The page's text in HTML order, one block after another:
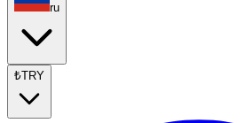
ru
₺TRY